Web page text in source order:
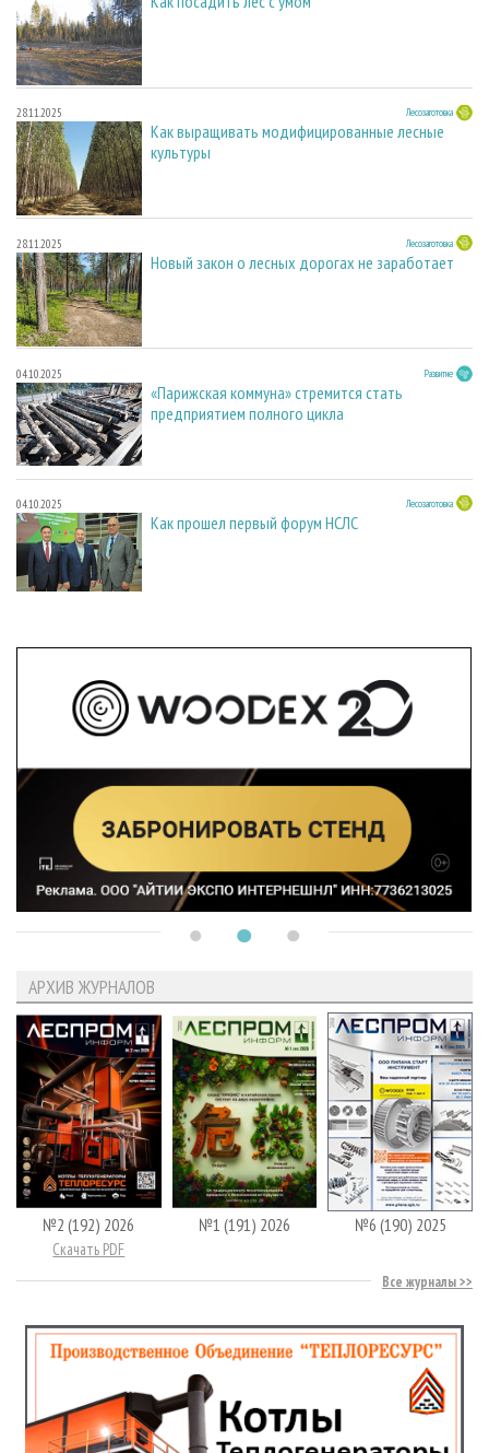
28.11.2025 Лесозаготовка
Как выращивать модифицированные лесные
культуры
28.11.2025 Лесозаготовка
Новый закон о лесных дорогах не заработает
04.10.2025 Развитие
«Парижская коммуна» стремится стать
предприятием полного цикла
04.10.2025 Лесозаготовка
Как прошел первый форум НСЛС
АРХИВ ЖУРНАЛОВ
№2 (192) 2026
Скачать PDF
№1 (191) 2026 №6 (190) 2025
Все журналы